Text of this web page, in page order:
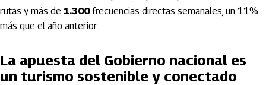
rutas y más de 1.300frecuencias directas semanales, un 11%
más que el año anterior.
La apuesta del Gobierno nacional es
un turismo sostenible y conectado